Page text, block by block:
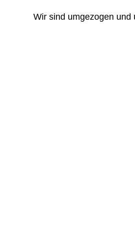
Wir sind umgezogen und